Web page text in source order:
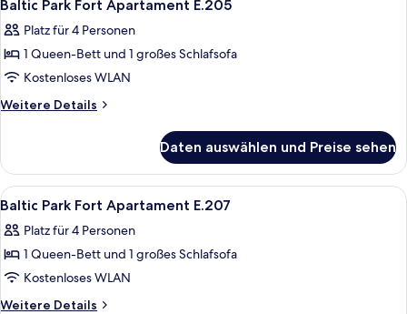
Fotos
für
Baltic
Park
Fort
anzeigen
Baltic Park Fort Apartament E.205
Platz für 4 Personen
1 Queen-Bett und 1 großes Schlafsofa
Kostenloses WLAN
Weitere Details
Weitere
Park
Fort
Apartament
Daten auswählen und Preise sehen
Alle
Fotos
für
Baltic
Park
Fort
Ein modernes Hotelzimmer mit
4
Baltic Park Fort Apartament E.207
Platz für 4 Personen
1 Queen-Bett und 1 großes Schlafsofa
Kostenloses WLAN
Weitere Details
Weitere